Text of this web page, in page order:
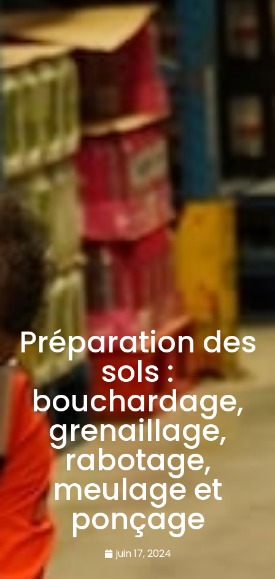
Préparation des
sols :
bouchardage,
grenaillage,
rabotage,
meulage et
ponçage
juin 17, 2024